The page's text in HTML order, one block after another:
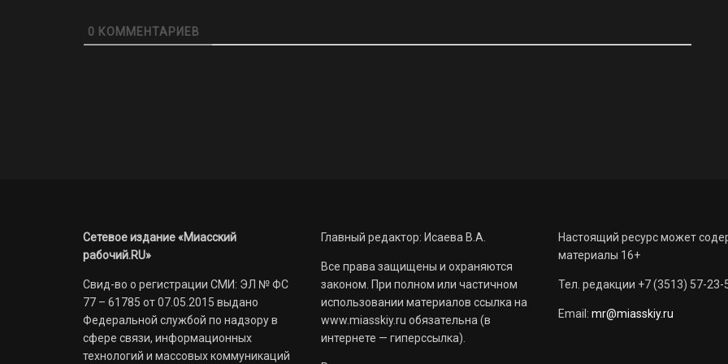
0 КОММЕНТАРИЕВ
Сетевое издание «Миасский
рабочий.RU»
Свид-во о регистрации СМИ: ЭЛ № ФС
77 – 61785 от 07.05.2015 выдано
Федеральной службой по надзору в
сфере связи, информационных
технологий и массовых коммуникаций
Главный редактор: Исаева В.А.
Все права защищены и охраняются
законом. При полном или частичном
использовании материалов ссылка на
www.miasskiy.ru обязательна (в
интернете — гиперссылка).
Настоящий ресурс может
материалы 16+
Тел. редакции +7 (3513) 57-23-
Email: mr@miasskiy.ru